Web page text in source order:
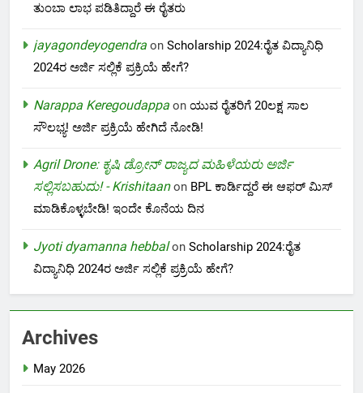
ತುಂಬಾ ಲಾಭ ಪಡಿತಿದ್ದಾರೆ ಈ ರೈತರು
jayagondeyogendra on Scholarship 2024:ರೈತ ವಿದ್ಯಾನಿಧಿ
2024ರ ಅರ್ಜಿ ಸಲ್ಲಿಕೆ ಪ್ರಕ್ರಿಯೆ ಹೇಗೆ?
Narappa Keregoudappa on ಯುವ ರೈತರಿಗೆ 20ಲಕ್ಷ ಸಾಲ
ಸೌಲಭ್ಯ! ಅರ್ಜಿ ಪ್ರಕ್ರಿಯೆ ಹೇಗಿದೆ ನೋಡಿ!
Agril Drone: ಕೃಷಿ ಡ್ರೋನ್ ರಾಜ್ಯದ ಮಹಿಳೆಯರು ಅರ್ಜಿ
ಸಲ್ಲಿಸಬಹುದು! - Krishitaanon BPL ಕಾರ್ಡಿದ್ದರೆ ಈ ಆಫರ್ ಮಿಸ್
ಮಾಡಿಕೊಳ್ಳಬೇಡಿ! ಇಂದೇ ಕೊನೆಯ ದಿನ
Jyoti dyamanna hebbalon Scholarship 2024:ರೈತ
ವಿದ್ಯಾನಿಧಿ 2024ರ ಅರ್ಜಿ ಸಲ್ಲಿಕೆ ಪ್ರಕ್ರಿಯೆ ಹೇಗೆ?
Archives
May 2026